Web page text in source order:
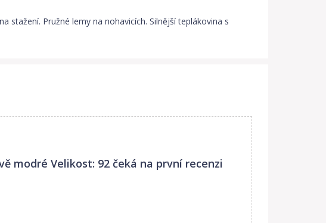
stažení. Pružné lemy na nohavicích. Silnější teplákovina s
modré Velikost: 92 čeká na první recenzi